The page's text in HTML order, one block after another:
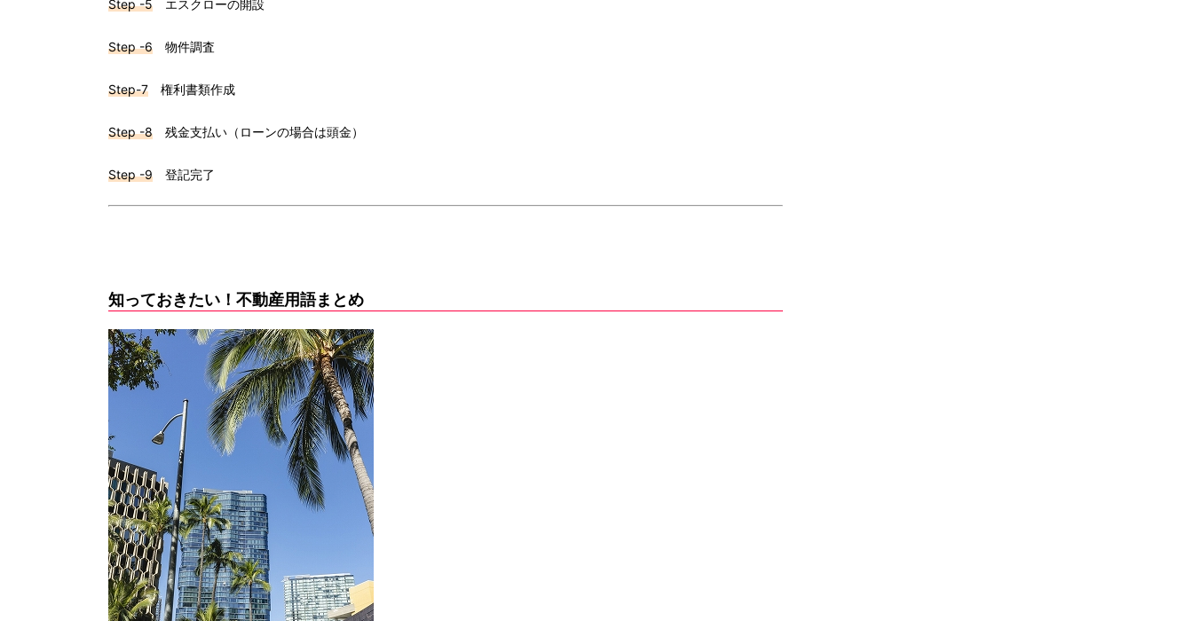
Step -5 エスクローの開設
Step -6 物件調査
Step-7 権利書類作成
Step -8 残金支払い（ローンの場合は頭金）
Step -9 登記完了
知っておきたい！不動産用語まとめ